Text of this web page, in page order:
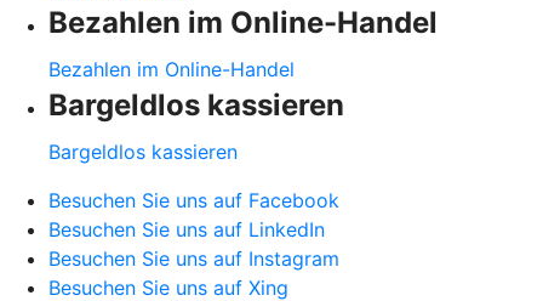
Bezahlen im Online-Handel
Bezahlen im Online-Handel
Bargeldlos kassieren
Bargeldlos kassieren
Besuchen Sie uns auf Facebook
Besuchen Sie uns auf LinkedIn
Besuchen Sie uns auf Instagram
Besuchen Sie uns auf Xing